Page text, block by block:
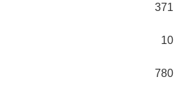
371
10
780